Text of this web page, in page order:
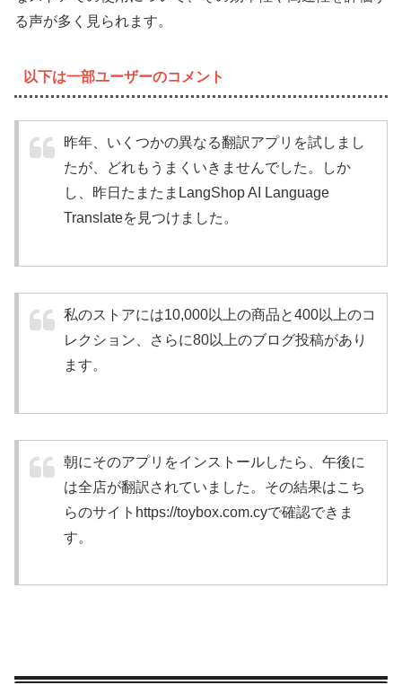
る声が多く見られます。
以下は一部ユーザーのコメント
昨年、いくつかの異なる翻訳アプリを試しまし
たが、どれもうまくいきませんでした。しか
し、昨日たまたまLangShop AI Language
Translateを見つけました。
私のストアには10,000以上の商品と400以上のコ
レクション、さらに80以上のブログ投稿があり
ます。
朝にそのアプリをインストールしたら、午後に
は全店が翻訳されていました。その結果はこち
らのサイトhttps://toybox.com.cyで確認できま
す。